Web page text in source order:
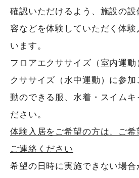
確認いただけるよう、施設の
容などを体験していただく体験
います。
フロアエクササイズ（室内運
クササイズ（水中運動）に参
動のできる服、水着・スイムキ
ださい。
体験入居をご希望の方は、ご
ご連絡ください
希望の日時に実施できない場